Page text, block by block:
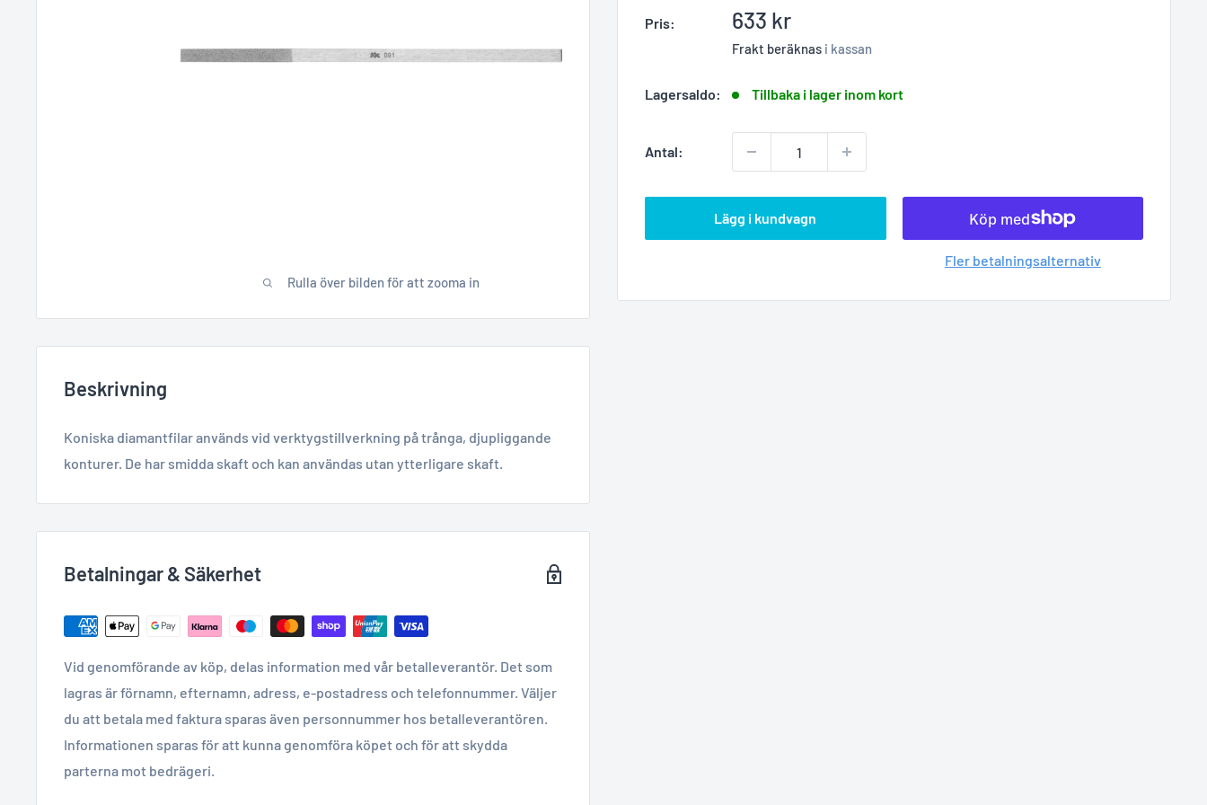
Rulla över bilden för att zooma in
Pris: Reapris
633 kr
Frakt beräknas i kassan
Lagersaldo: Tillbaka i lager inom kort
Antal:
Lägg i kundvagn
Fler betalningsalternativ
Beskrivning
Koniska diamantfilar används vid verktygstillverkning på trånga, djupliggande
konturer. De har smidda skaft och kan användas utan ytterligare skaft.
Betalningar & Säkerhet
Vid genomförande av köp, delas information med vår betalleverantör. Det som
lagras är förnamn, efternamn, adress, e-postadress och telefonnummer. Väljer
du att betala med faktura sparas även personnummer hos betalleverantören.
Informationen sparas för att kunna genomföra köpet och för att skydda
parterna mot bedrägeri.